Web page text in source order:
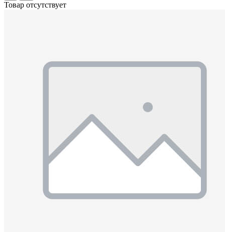
Товар отсутствует